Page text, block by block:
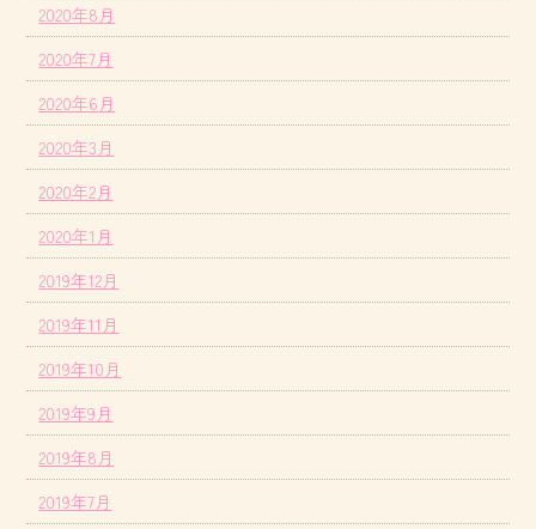
2020年8月
2020年7月
2020年6月
2020年3月
2020年2月
2020年1月
2019年12月
2019年11月
2019年10月
2019年9月
2019年8月
2019年7月